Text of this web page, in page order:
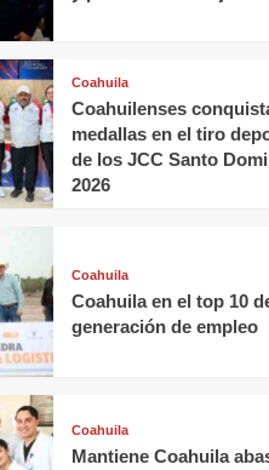
Coahuila
Coahuilenses
medallas en el tiro
de los JCC Santo
2026
Coahuila
Coahuila en el top 10
generación de empleo
Coahuila
Mantiene Coahuila